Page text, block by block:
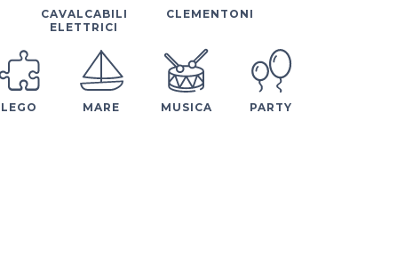
CAVALCABILI
ELETTRICI
CLEMENTONI
LEGO MARE MUSICA PARTY